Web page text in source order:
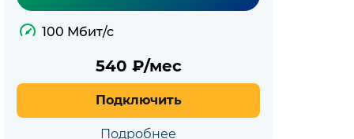
100 Мбит/с
540 ₽/мес
Подключить
Подробнее